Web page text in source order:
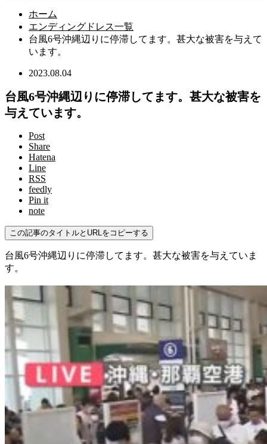
ホーム
エンディングドレス一覧
台風6号沖縄辺りに停滞してます。甚大な被害を与えて
います。
2023.08.04
台風6号沖縄辺りに停滞してます。甚大な被害を
与えています。
Post
Share
Hatena
Line
RSS
feedly
Pin it
note
この記事のタイトルとURLをコピーする
台風6号沖縄辺りに停滞してます。甚大な被害を与えていま
す。